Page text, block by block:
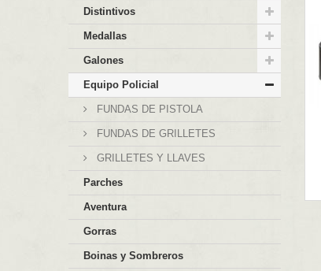
Distintivos
Medallas
Galones
Equipo Policial
FUNDAS DE PISTOLA
FUNDAS DE GRILLETES
GRILLETES Y LLAVES
Parches
Aventura
Gorras
Boinas y Sombreros